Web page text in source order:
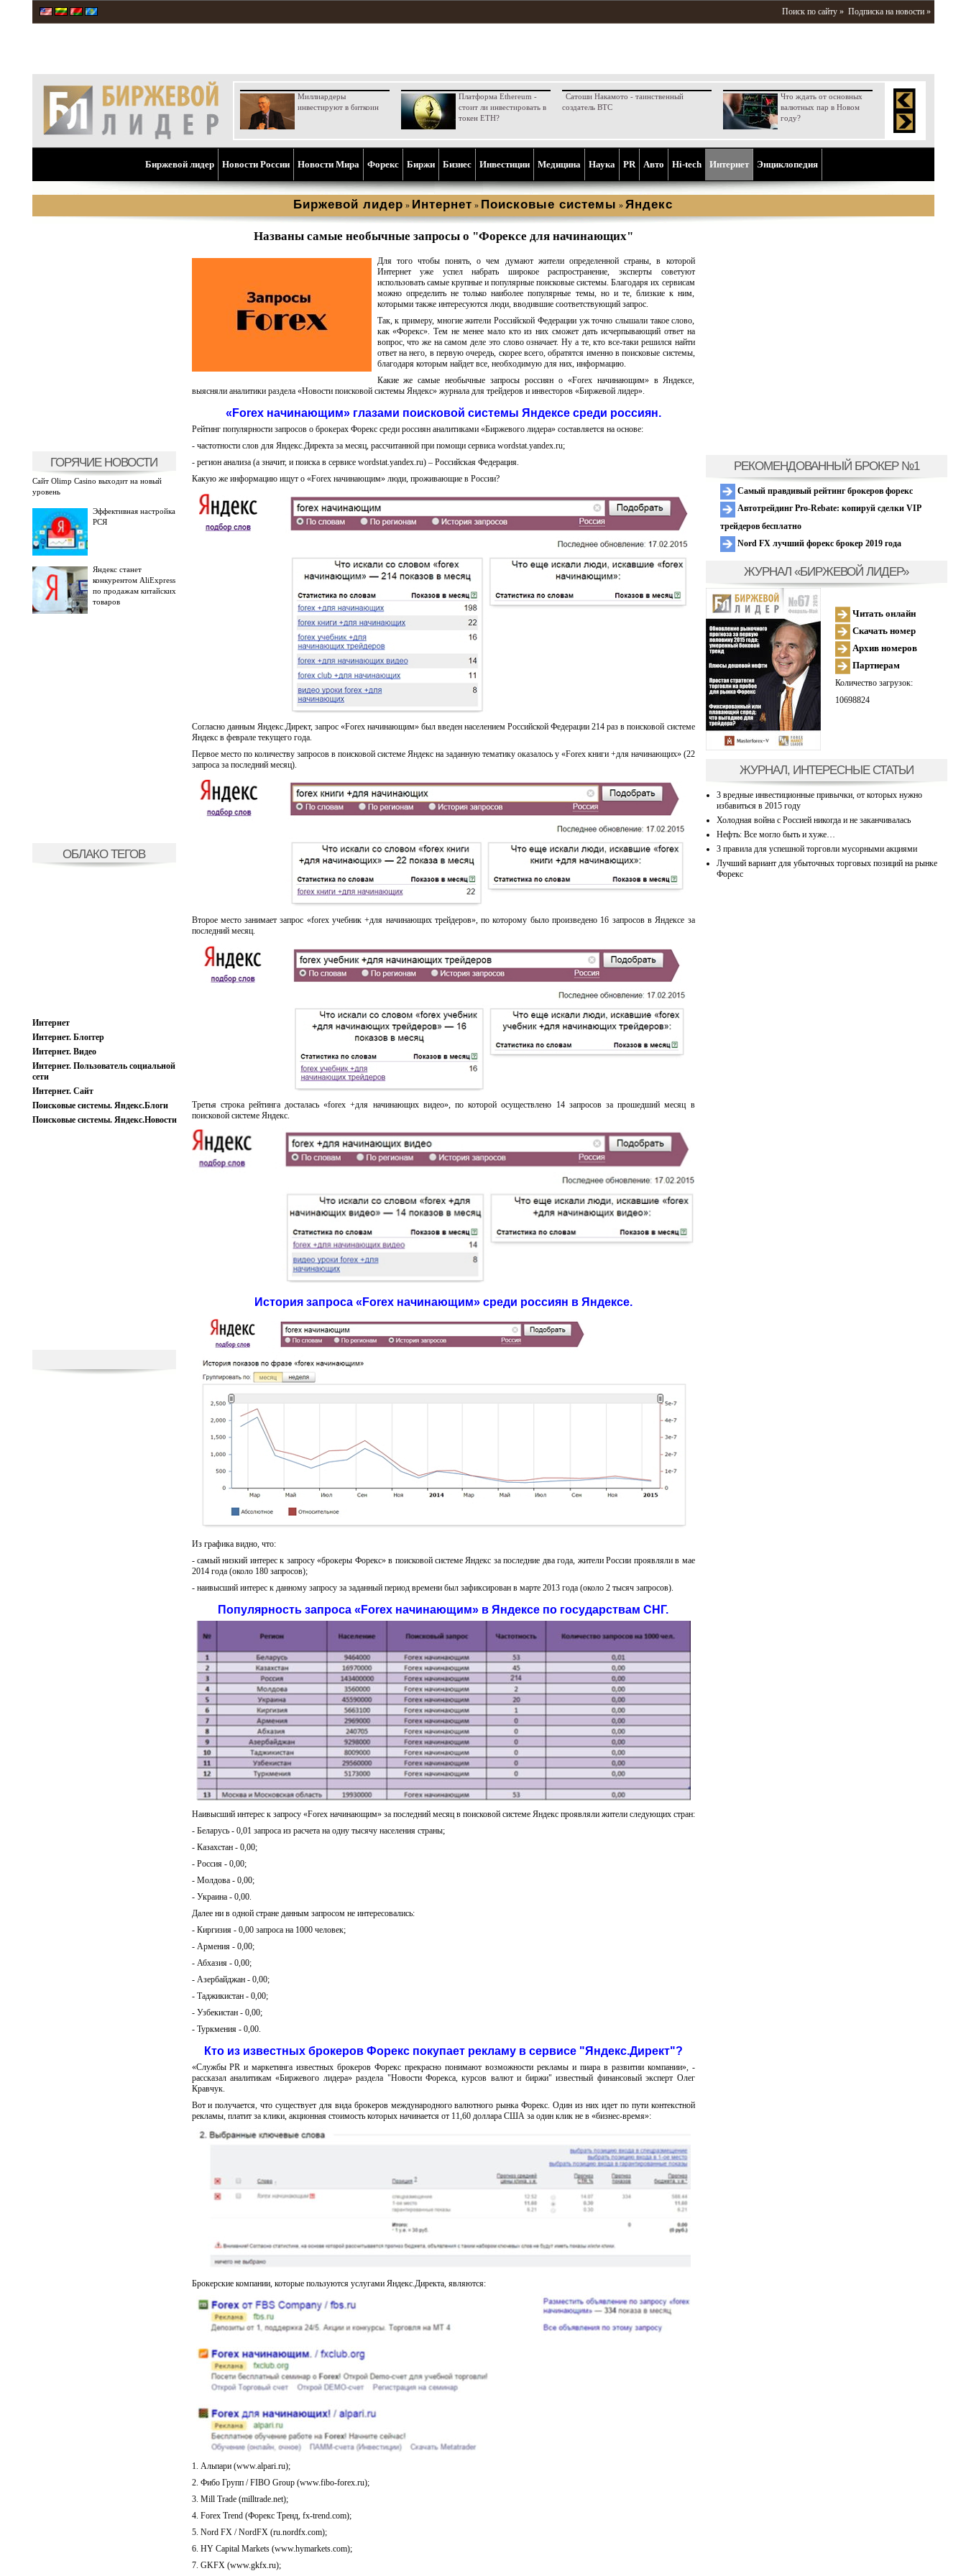
Поиск по сайту » Подписка на новости »
Миллиардеры
инвестируют в биткоин
Платформа Ethereum -
стоит ли инвестировать в
токен ETH?
Сатоши Накамото - таинственный
создатель BTC
Что ждать от основных
валютных пар в Новом
году?
Биржевой лидер Новости России Новости Мира Форекс Биржи Бизнес Инвестиции Медицина Наука PR Aвто Hi-tech Интернет Энциклопедия
Биржевой лидер » Интернет » Поисковые системы » Яндекс
ГОРЯЧИЕ НОВОСТИ
Сайт Olimp Casino выходит на новый
уровень
Эффективная настройка
РСЯ
Яндекс станет
конкурентом AliExpress
по продажам китайских
товаров
ОБЛАКО ТЕГОВ
Интернет
Интернет. Блоггер
Интернет. Видео
Интернет. Пользователь социальной
сети
Интернет. Сайт
Поисковые системы. Яндекс.Блоги
Поисковые системы. Яндекс.Новости
Названы самые необычные запросы о "Форексе для начинающих"
Для того чтобы понять, о чем думают жители определенной страны, в которой
Интернет уже успел набрать широкое распространение, эксперты советуют
использовать самые крупные и популярные поисковые системы. Благодаря их сервисам
можно определить не только наиболее популярные темы, но и те, близкие к ним,
которыми также интересуются люди, вводившие соответствующий запрос.
Так, к примеру, многие жители Российской Федерации уж точно слышали такое слово,
как «Форекс». Тем не менее мало кто из них сможет дать исчерпывающий ответ на
вопрос, что же на самом деле это слово означает. Ну а те, кто все-таки решился найти
ответ на него, в первую очередь, скорее всего, обратятся именно в поисковые системы,
благодаря которым найдет все, необходимую для них, информацию.
Какие же самые необычные запросы россиян о «Forex начинающим» в Яндексе,
выясняли аналитики раздела «Новости поисковой системы Яндекс» журнала для трейдеров и инвесторов «Биржевой лидер».
«Forex начинающим» глазами поисковой системы Яндексе среди россиян.
Рейтинг популярности запросов о брокерах Форекс среди россиян аналитиками «Биржевого лидера» составляется на основе:
- частотности слов для Яндекс.Директа за месяц, рассчитанной при помощи сервиса wordstat.yandex.ru;
- регион анализа (а значит, и поиска в сервисе wordstat.yandex.ru) – Российская Федерация.
Какую же информацию ищут о «Forex начинающим» люди, проживающие в России?
Согласно данным Яндекс.Директ, запрос «Forex начинающим» был введен населением Российской Федерации 214 раз в поисковой системе
Яндекс в феврале текущего года.
Первое место по количеству запросов в поисковой системе Яндекс на заданную тематику оказалось у «Forex книги +для начинающих» (22
запроса за последний месяц).
Второе место занимает запрос «forex учебник +для начинающих трейдеров», по которому было произведено 16 запросов в Яндексе за
последний месяц.
Третья строка рейтинга досталась «forex +для начинающих видео», по которой осуществлено 14 запросов за прошедший месяц в
поисковой системе Яндекс.
История запроса «Forex начинающим» среди россиян в Яндексе.
Из графика видно, что:
- самый низкий интерес к запросу «брокеры Форекс» в поисковой системе Яндекс за последние два года, жители России проявляли в мае
2014 года (около 180 запросов);
- наивысший интерес к данному запросу за заданный период времени был зафиксирован в марте 2013 года (около 2 тысяч запросов).
Популярность запроса «Forex начинающим» в Яндексе по государствам СНГ.
Наивысший интерес к запросу «Forex начинающим» за последний месяц в поисковой системе Яндекс проявляли жители следующих стран:
- Беларусь - 0,01 запроса из расчета на одну тысячу населения страны;
- Казахстан - 0,00;
- Россия - 0,00;
- Молдова - 0,00;
- Украина - 0,00.
Далее ни в одной стране данным запросом не интересовались:
- Киргизия - 0,00 запроса на 1000 человек;
- Армения - 0,00;
- Абхазия - 0,00;
- Азербайджан - 0,00;
- Таджикистан - 0,00;
- Узбекистан - 0,00;
- Туркмения - 0,00.
Кто из известных брокеров Форекс покупает рекламу в сервисе "Яндекс.Директ"?
«Службы PR и маркетинга известных брокеров Форекс прекрасно понимают возможности рекламы и пиара в развитии компании», -
рассказал аналитикам «Биржевого лидера» раздела "Новости Форекса, курсов валют и биржи" известный финансовый эксперт Олег
Кравчук.
Вот и получается, что существует для вида брокеров международного валютного рынка Форекс. Один из них идет по пути контекстной
рекламы, платит за клики, акционная стоимость которых начинается от 11,60 доллара США за один клик не в «бизнес-время»:
Брокерские компании, которые пользуются услугами Яндекс.Директа, являются:
1. Альпари (www.alpari.ru);
2. Фибо Групп / FIBO Group (www.fibo-forex.ru);
3. Mill Trade (milltrade.net);
4. Forex Trend (Форекс Тренд, fx-trend.com);
5. Nord FX / NordFX (ru.nordfx.com);
6. HY Capital Markets (www.hymarkets.com);
7. GKFX (www.gkfx.ru);
РЕКОМЕНДОВАННЫЙ БРОКЕР №1
Самый правдивый рейтинг брокеров форекс
Автотрейдинг Pro-Rebate: копируй сделки VIP
трейдеров бесплатно
Nord FX лучший форекс брокер 2019 года
ЖУРНАЛ «БИРЖЕВОЙ ЛИДЕР»
Читать онлайн
Скачать номер
Архив номеров
Партнерам
Количество загрузок:
10698824
ЖУРНАЛ, ИНТЕРЕСНЫЕ СТАТЬИ
3 вредные инвестиционные привычки, от которых нужно
избавиться в 2015 году
Холодная война с Россией никогда и не заканчивалась
Нефть: Все могло быть и хуже…
3 правила для успешной торговли мусорными акциями
Лучший вариант для убыточных торговых позиций на рынке
Форекс